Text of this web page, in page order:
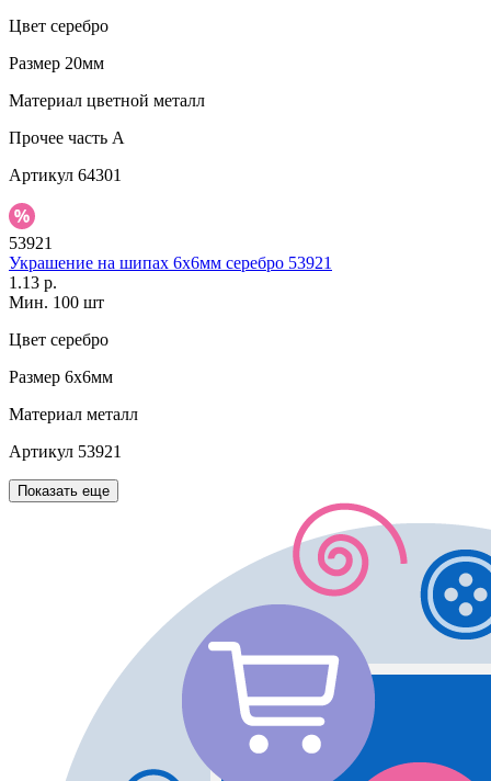
Цвет серебро
Размер 20мм
Материал цветной металл
Прочее часть A
Артикул 64301
53921
Украшение на шипах 6х6мм серебро 53921
1.13 р.
Мин. 100 шт
Цвет серебро
Размер 6х6мм
Материал металл
Артикул 53921
Показать еще